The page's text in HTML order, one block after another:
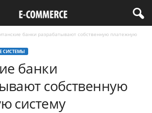
банки разрабатывают собственную платежную
СИСТЕМЫ
банки
собственную
систему